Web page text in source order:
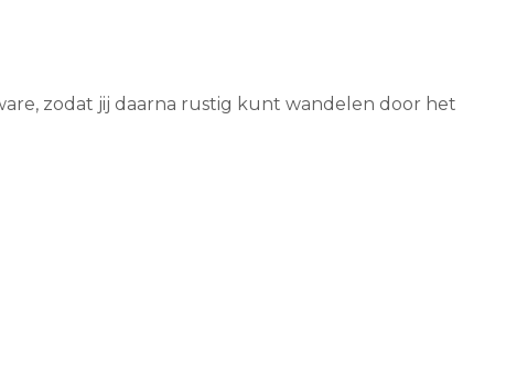
zodat jij daarna rustig kunt wandelen door het